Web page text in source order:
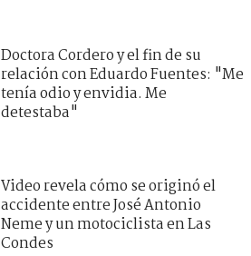
Doctora Cordero y el fin de su
relación con Eduardo Fuentes: "Me
tenía odio y envidia. Me
detestaba"
Video revela cómo se originó el
accidente entre José Antonio
Neme y un motociclista en Las
Condes